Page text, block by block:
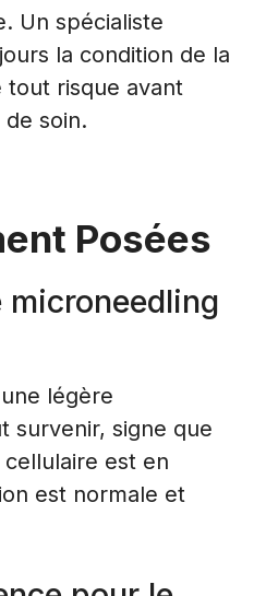
Un spécialiste
la condition de la
risque avant
de soin.
Posées
microneedling
légère
survenir, signe que
est en
est normale et